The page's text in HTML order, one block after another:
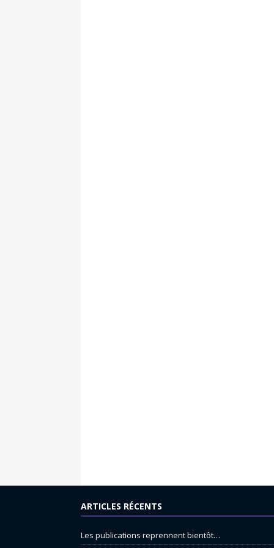
ARTICLES RÉCENTS
Les publications reprennent bientôt…